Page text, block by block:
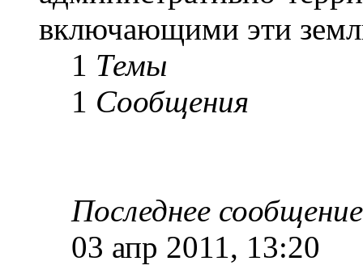
включающими эти
1 Темы
1 Сообщения
Последнее сообщение
03 апр 2011, 13:20